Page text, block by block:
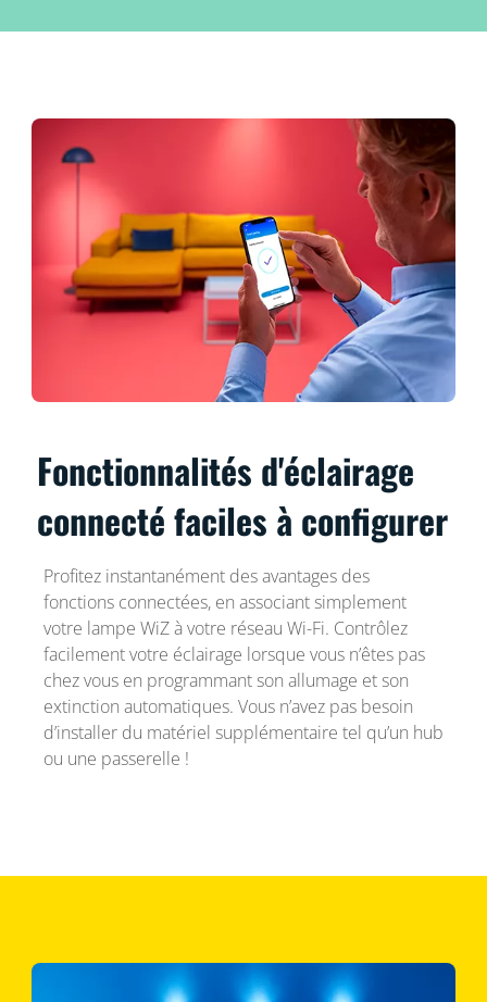
Fonctionnalités d'éclairage
connecté faciles à configurer
Profitez instantanément des avantages des
fonctions connectées, en associant simplement
votre lampe WiZ à votre réseau Wi-Fi. Contrôlez
facilement votre éclairage lorsque vous n’êtes pas
chez vous en programmant son allumage et son
extinction automatiques. Vous n’avez pas besoin
d’installer du matériel supplémentaire tel qu’un hub
ou une passerelle !